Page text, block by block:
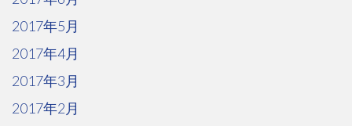
2017年5月
2017年4月
2017年3月
2017年2月